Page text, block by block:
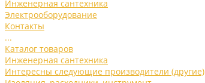
Инженерная сантехника
Электрооборудование
Контакты
...
Каталог товаров
Инженерная сантехника
Интересны следующие производители (другие)